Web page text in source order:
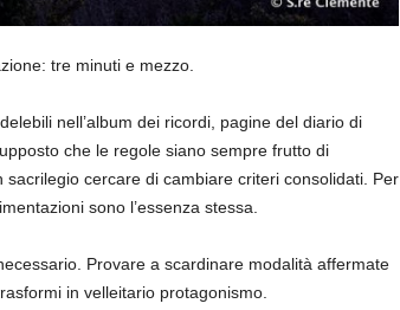
tre minuti e mezzo.
nell’album dei ricordi, pagine del diario di
che le regole siano sempre frutto di
cercare di cambiare criteri consolidati. Per
sono l’essenza stessa.
Provare a scardinare modalità affermate
in velleitario protagonismo.